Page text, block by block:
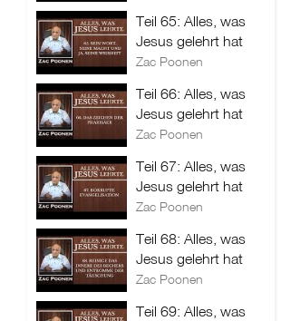
Teil 65: Alles, was
Jesus gelehrt hat
Zac Poonen
Teil 66: Alles, was
Jesus gelehrt hat
Zac Poonen
Teil 67: Alles, was
Jesus gelehrt hat
Zac Poonen
Teil 68: Alles, was
Jesus gelehrt hat
Zac Poonen
Teil 69: Alles, was